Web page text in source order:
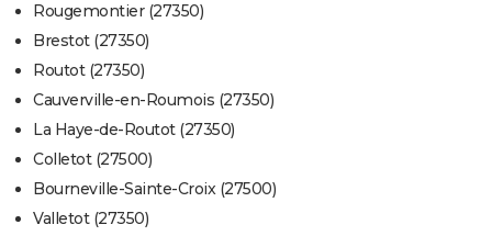
Rougemontier (27350)
Brestot (27350)
Routot (27350)
Cauverville-en-Roumois (27350)
La Haye-de-Routot (27350)
Colletot (27500)
Bourneville-Sainte-Croix (27500)
Valletot (27350)